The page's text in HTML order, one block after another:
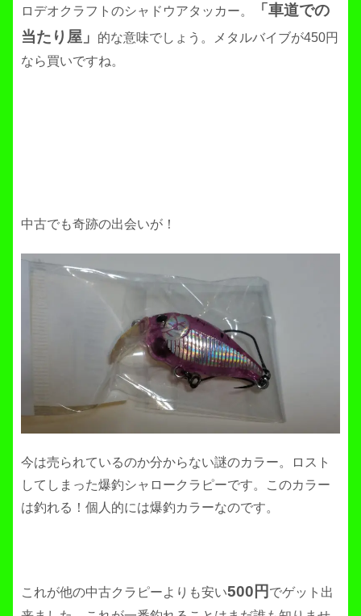
ロデオクラフトのシャドウアタッカー。
「車道での
当たり屋」
的な意味でしょう。メタルバイブが450円
なら買いですね。
中古でも奇跡の出会いが！
今は売られているのか分からない謎のカラー。ロスト
してしまった爆釣シャロークラピーです。このカラー
は釣れる！個人的には爆釣カラーなのです。
これが他の中古クラピーよりも安い500円 でゲット出